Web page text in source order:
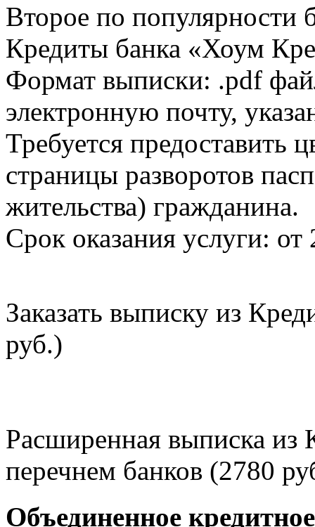
Второе по популярности
Кредиты банка «Хоум
Формат выписки: .pdf
электронную почту,
Требуется предоставить
страницы разворотов
жительства) гражданина.
Срок оказания услуги: от
Заказать выписку из
руб.)
Расширенная выписка из
перечнем банков (2780
Объединенное